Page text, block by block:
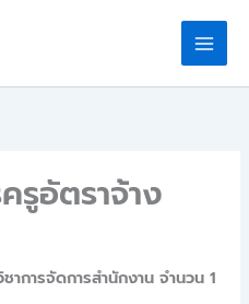
รูอัตราจ้าง
การจัดการสำนักงาน จำนวน 1